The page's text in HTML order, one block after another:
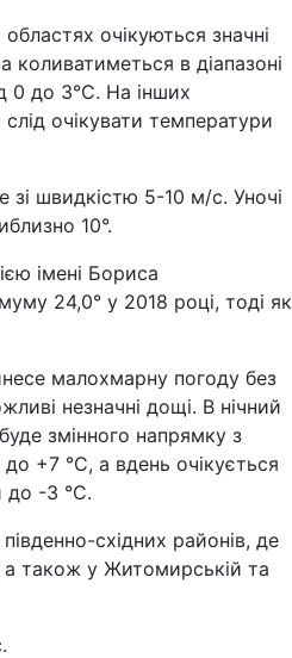
очікуються значні
коливатиметься в діапазоні
0 до 3°C. На інших
очікувати температури
зі швидкістю 5-10 м/с. Уночі
10°.
імені Бориса
24,0° у 2018 році, тоді як
малохмарну погоду без
незначні дощі. В нічний
змінного напрямку з
+7 °С, а вдень очікується
до -3 °С.
східних районів, де
а також у Житомирській та